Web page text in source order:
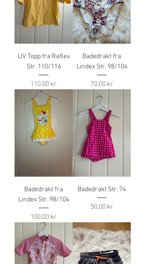
UV Topp fra Reflex
Str. 110/116
Pris
110,00 kr
Badedrakt fra
Lindex Str. 98/104
Pris
70,00 kr
Badedrakt fra
Lindex Str. 98/104
Pris
100,00 kr
Badedrakt Str. 74
Pris
50,00 kr